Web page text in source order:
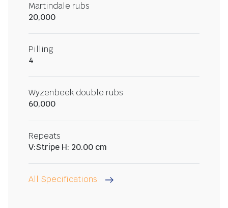
Martindale rubs
20,000
Pilling
4
Wyzenbeek double rubs
60,000
Repeats
V:Stripe H: 20.00 cm
All Specifications